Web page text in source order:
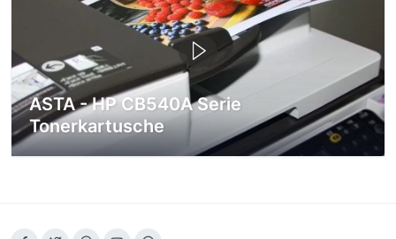
ASTA - HP CB540A Serie
Tonerkartusche